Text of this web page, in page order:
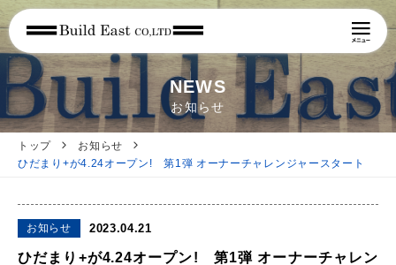
NEWS
お知らせ
トップ
お知らせ
ひだまり+が4.24オープン! 第1弾 オーナーチャレンジャースタート
お知らせ 2023.04.21
ひだまり+が4.24オープン! 第1弾 オーナーチャレン